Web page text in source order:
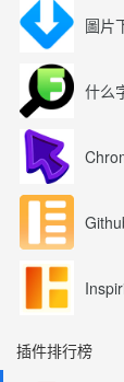
什么
插件排行榜